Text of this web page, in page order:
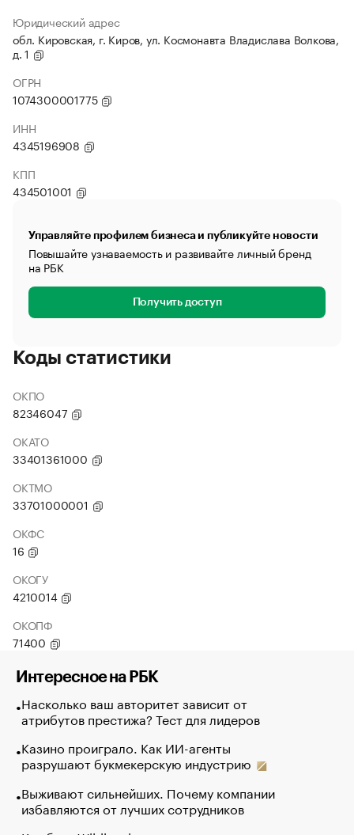
Юридический адрес
обл. Кировская, г. Киров, ул. Космонавта Владислава Волкова,
д. 1
ОГРН
1074300001775
ИНН
4345196908
КПП
434501001
Управляйте профилем бизнеса и публикуйте новости
Повышайте узнаваемость и развивайте личный бренд
на РБК
Получить доступ
Коды статистики
ОКПО
82346047
ОКАТО
33401361000
ОКТМО
33701000001
ОКФС
16
ОКОГУ
4210014
ОКОПФ
71400
Интересное на РБК
Насколько ваш авторитет зависит от
атрибутов престижа? Тест для лидеров
Казино проиграло. Как ИИ-агенты
разрушают букмекерскую индустрию
Выживают сильнейших. Почему компании
избавляются от лучших сотрудников